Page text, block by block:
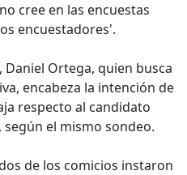
cree en las encuestas
encuestadores'.
Ortega, quien busca
encabeza la intención de
respecto al candidato
según el mismo sondeo.
de los comicios instaron